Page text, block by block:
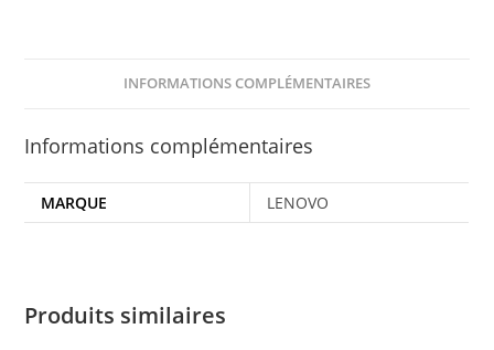
INFORMATIONS COMPLÉMENTAIRES
Informations complémentaires
MARQUE LENOVO
Produits similaires